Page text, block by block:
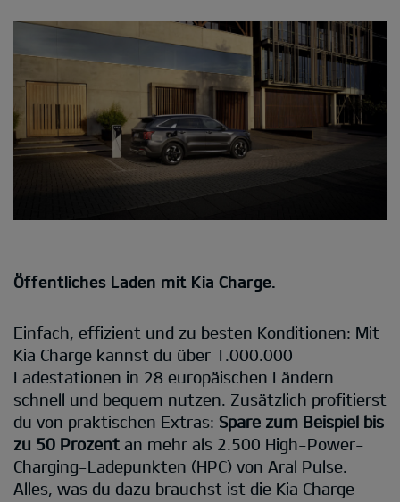
Öffentliches Laden mit Kia Charge.
Einfach, effizient und zu besten Konditionen: Mit
Kia Charge kannst du über 1.000.000
Ladestationen in 28 europäischen Ländern
schnell und bequem nutzen. Zusätzlich profitierst
du von praktischen Extras: Spare zum Beispiel bis
zu 50 Prozent an mehr als 2.500 High-Power-
Charging-Ladepunkten (HPC) von Aral Pulse.
Alles, was du dazu brauchst ist die Kia Charge